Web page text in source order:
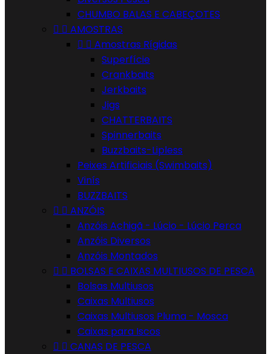
CHUMBO BALAS E CABEÇOTES
  AMOSTRAS
  Amostras Rígidas
Superfície
Crankbaits
Jerkbaits
Jigs
CHATTERBAITS
Spinnerbaits
Buzzbaits-Lipless
Peixes Artificiais (Swimbaits)
Vinís
BUZZBAITS
  ANZÓIS
Anzóis Achigã - Lúcio - Lúcio Perca
Anzóis Diversos
Anzóis Montados
  BOLSAS E CAIXAS MULTIUSOS DE PESCA
Bolsas Multiusos
Caixas Multiusos
Caixas Multiusos Pluma - Mosca
Caixas para Iscos
  CANAS DE PESCA